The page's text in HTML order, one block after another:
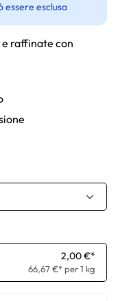
essere esclusa
raffinate con
2,00 €*
66,67 €* per 1 kg